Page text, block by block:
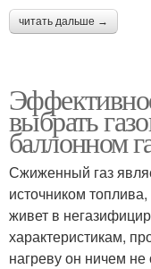
читать дальше →
выбрать
баллонном
Сжиженный газ
источником
живет в
характеристикам,
нагреву он ничем не